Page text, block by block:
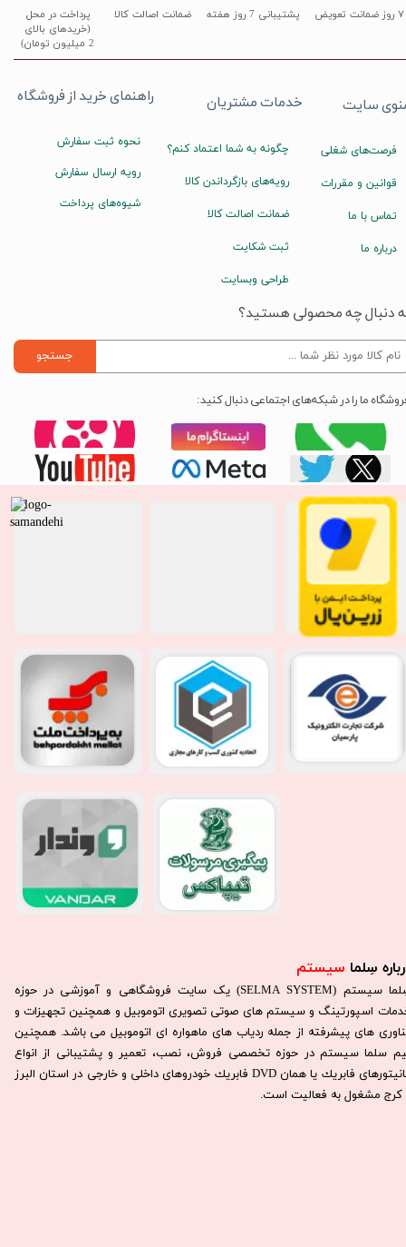
سِلما سیستم​​​​​​​
سِلما سيستم (SELMA SYSTEM) یک سایت فروشگاهی و آموزشی در حوزه
اسپورتینگ و سیستم های صوتی تصویری اتوموبیل و همچنین تجهیزات و
های پیشرفته از جمله ردیاب های ماهواره ای اتوموبیل می باشد. همچنين
سلما سيستم در حوزه تخصصی فروش، نصب، تعمير و پشتيبانی از انواع
مانيتورهای فابريك يا همان DVD فابريك خودروهای داخلی و خارجی در استان البرز
كرج مشغول به فعاليت است.​​​​​​​
پشتیبانی 7 روز هفته
پرداخت در محل
(خریدهای بالای
2 میلیون تومان)
۷ روز ضمانت تعویض ضمانت اصالت کالا
راهنمای خرید از فروشگاه
نحوه ثبت سفارش
رویه ارسال سفارش
شیوه‌های پرداخت
خدمات مشتریان
چگونه به شما اعتماد کنم؟
رویه‌های بازگرداندن کالا
ضمانت اصالت کالا
ثبت شکایت
طراحی وبسایت
سایت
فرصت‌های شغلی
قوانین و مقررات
تماس با ما
درباره ما
دنبال چه محصولی هستید؟
جستجو
ما را در شبکه‌های اجتماعی دنبال کنید: